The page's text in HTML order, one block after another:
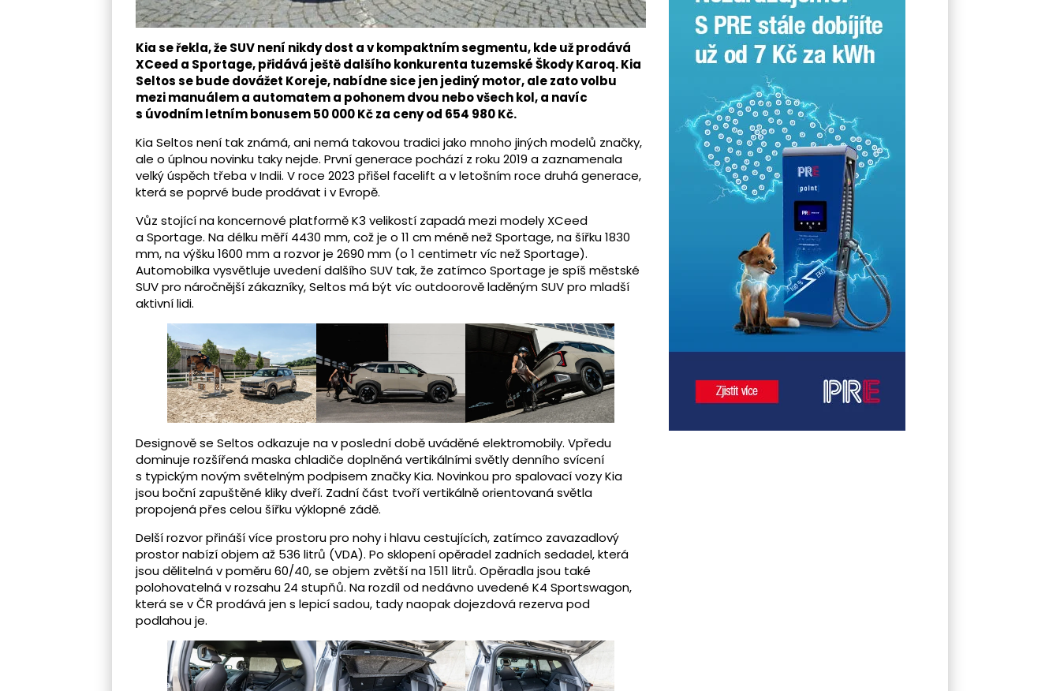
Kia se řekla, že SUV není nikdy dost a v kompaktním segmentu, kde už prodává
XCeed a Sportage, přidává ještě dalšího konkurenta tuzemské Škody Karoq. Kia
Seltos se bude dovážet Koreje, nabídne sice jen jediný motor, ale zato volbu
mezi manuálem a automatem a pohonem dvou nebo všech kol, a navíc
s úvodním letním bonusem 50 000 Kč za ceny od 654 980 Kč.
Kia Seltos není tak známá, ani nemá takovou tradici jako mnoho jiných modelů značky,
ale o úplnou novinku taky nejde. První generace pochází z roku 2019 a zaznamenala
velký úspěch třeba v Indii. V roce 2023 přišel facelift a v letošním roce druhá generace,
která se poprvé bude prodávat i v Evropě.
Vůz stojící na koncernové platformě K3 velikostí zapadá mezi modely XCeed
a Sportage. Na délku měří 4430 mm, což je o 11 cm méně než Sportage, na šířku 1830
mm, na výšku 1600 mm a rozvor je 2690 mm (o 1 centimetr víc než Sportage).
Automobilka vysvětluje uvedení dalšího SUV tak, že zatímco Sportage je spíš městské
SUV pro náročnější zákazníky, Seltos má být víc outdoorově laděným SUV pro mladší
aktivní lidi.
Designově se Seltos odkazuje na v poslední době uváděné elektromobily. Vpředu
dominuje rozšířená maska chladiče doplněná vertikálními světly denního svícení
s typickým novým světelným podpisem značky Kia. Novinkou pro spalovací vozy Kia
jsou boční zapuštěné kliky dveří. Zadní část tvoří vertikálně orientovaná světla
propojená přes celou šířku výklopné zádě.
Delší rozvor přináší více prostoru pro nohy i hlavu cestujících, zatímco zavazadlový
prostor nabízí objem až 536 litrů (VDA). Po sklopení opěradel zadních sedadel, která
jsou dělitelná v poměru 60/40, se objem zvětší na 1511 litrů. Opěradla jsou také
polohovatelná v rozsahu 24 stupňů. Na rozdíl od nedávno uvedené K4 Sportswagon,
která se v ČR prodává jen s lepicí sadou, tady naopak dojezdová rezerva pod
podlahou je.